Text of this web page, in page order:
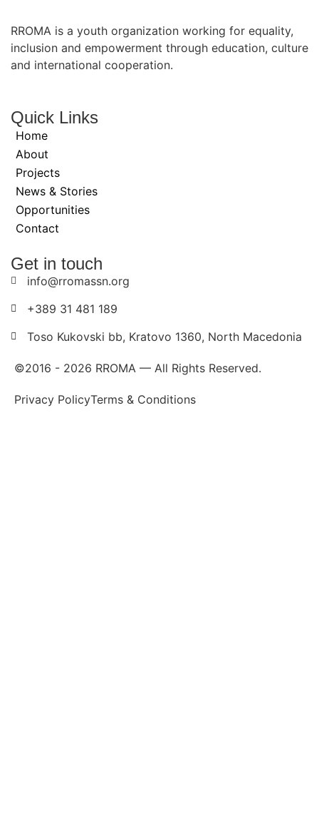
RROMA is a youth organization working for equality,
inclusion and empowerment through education, culture
and international cooperation.
Quick Links
Home
About
Projects
News & Stories
Opportunities
Contact
Get in touch
info@rromassn.org
+389 31 481 189
Toso Kukovski bb, Kratovo 1360, North Macedonia
©2016 - 2026 RROMA — All Rights Reserved.
Privacy PolicyTerms & Conditions